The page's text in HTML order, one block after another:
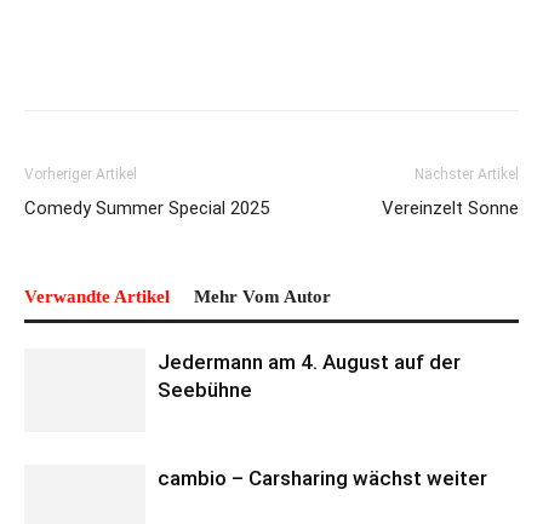
Vorheriger Artikel
Comedy Summer Special 2025
Nächster Artikel
Vereinzelt Sonne
Verwandte Artikel Mehr Vom Autor
Jedermann am 4. August auf der
Seebühne
cambio – Carsharing wächst weiter